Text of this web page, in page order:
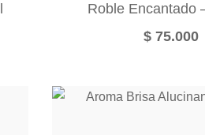
Roble Encantado
$ 75.000